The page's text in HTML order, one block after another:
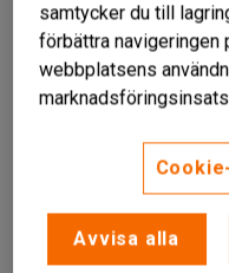
Justerbar
samtycker du till
förbättra navigeringen
webbplatsens
Avvisa alla